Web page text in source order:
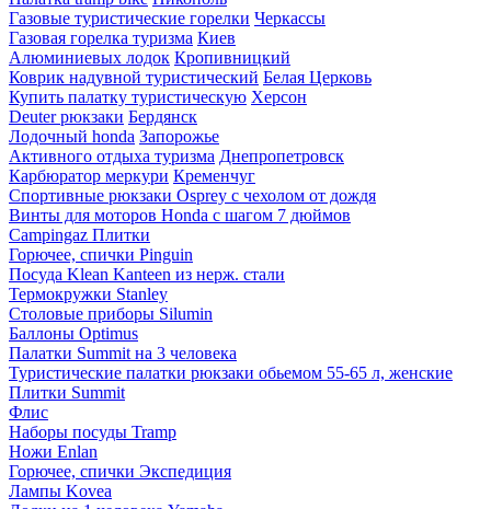
Газовые туристические горелки Черкассы
Газовая горелка туризма Киев
Алюминиевых лодок Кропивницкий
Коврик надувной туристический Белая Церковь
Купить палатку туристическую Херсон
Deuter рюкзаки Бердянск
Лодочный honda Запорожье
Активного отдыха туризма Днепропетровск
Карбюратор меркури Кременчуг
Спортивные рюкзаки Osprey с чехолом от дождя
Винты для моторов Honda с шагом 7 дюймов
Campingaz Плитки
Горючее, спички Pinguin
Посуда Klean Kanteen из нерж. стали
Термокружки Stanley
Столовые приборы Silumin
Баллоны Optimus
Палатки Summit на 3 человека
Туристические палатки рюкзаки обьемом 55-65 л, женские
Плитки Summit
Флис
Наборы посуды Tramp
Ножи Enlan
Горючее, спички Экспедиция
Лампы Kovea